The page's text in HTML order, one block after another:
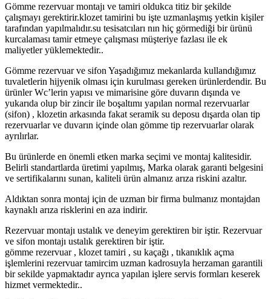
Gömme rezervuar montajı ve tamiri oldukca titiz bir şekilde
çalışmayı gerektirir.klozet tamirini bu işte uzmanlaşmış yetkin kişiler
tarafından yapılmalıdır.su tesisatcıları nın hiç görmediği bir ürünü
kurcalaması tamir etmeye çalışması müşteriye fazlası ile ek
maliyetler yüklemektedir..
Gömme rezervuar ve sifon Yaşadığımız mekanlarda kullandığımız
tuvaletlerin hijyenik olması için kurulması gereken ürünlerdendir. Bu
ürünler Wc’lerin yapısı ve mimarisine göre duvarın dışında ve
yukarıda olup bir zincir ile boşaltımı yapılan normal rezervuarlar
(sifon) , klozetin arkasında fakat seramik su deposu dışarda olan tip
rezervuarlar ve duvarın içinde olan gömme tip rezervuarlar olarak
ayrılırlar.
Bu ürünlerde en önemli etken marka seçimi ve montaj kalitesidir.
Belirli standartlarda üretimi yapılmış, Marka olarak garanti belgesini
ve sertifikalarını sunan, kaliteli ürün almanız arıza riskini azaltır.
Aldıktan sonra montaj için de uzman bir firma bulmanız montajdan
kaynaklı arıza risklerini en aza indirir.
Rezervuar montajı ustalık ve deneyim gerektiren bir iştir. Rezervuar
ve sifon montajı ustalık gerektiren bir iştir.
gömme rezervuar , klozet tamiri , su kaçağı , tıkanıklık açma
işlemlerini rezervuar tamircim uzman kadrosuyla herzaman garantili
bir sekilde yapmaktadır ayrıca yapılan işlere servis formları keserek
hizmet vermektedir..